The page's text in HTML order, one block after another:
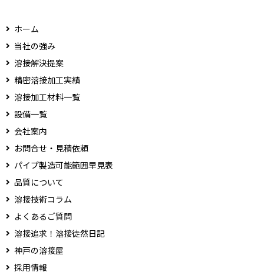
ホーム
当社の強み
溶接解決提案
精密溶接加工実績
溶接加工材料一覧
設備一覧
会社案内
お問合せ・見積依頼
パイプ製造可能範囲早見表
品質について
溶接技術コラム
よくあるご質問
溶接追求！溶接徒然日記
神戸の溶接屋
採用情報